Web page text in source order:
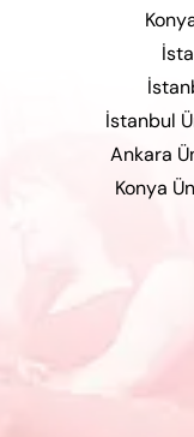
İstanbul
Ankara
Konya